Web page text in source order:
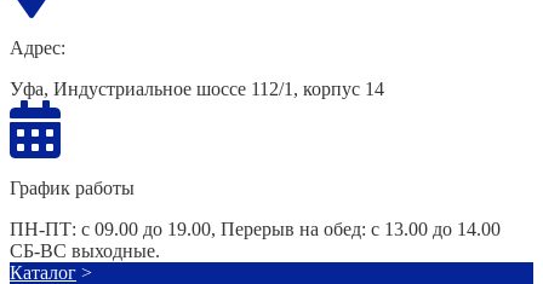
Адрес:
Уфа, Индустриальное шоссе 112/1, корпус 14
График работы
ПН-ПТ: с 09.00 до 19.00, Перерыв на обед: с 13.00 до 14.00
СБ-ВС выходные.
Каталог >